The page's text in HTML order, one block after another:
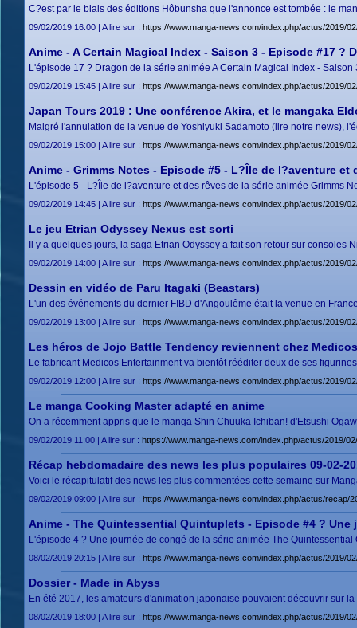
C?est par le biais des éditions Hôbunsha que l'annonce est tombée : le
09/02/2019 16:00 | A lire sur : https://www.manga-news.com/index.php/actus/2019/
Anime - A Certain Magical Index - Saison 3 - Episode #17 ?
L'épisode 17 ? Dragon de la série animée A Certain Magical Index -
09/02/2019 15:45 | A lire sur : https://www.manga-news.com/index.php/actus/2019/
Japan Tours 2019 : Une conférence Akira, et le mangaka
Malgré l'annulation de la venue de Yoshiyuki Sadamoto (lire notre news),
09/02/2019 15:00 | A lire sur : https://www.manga-news.com/index.php/actus/2019/
Anime - Grimms Notes - Episode #5 - L?Île de l?aventure et
L'épisode 5 - L?Île de l?aventure et des rêves de la série animée Grimms
09/02/2019 14:45 | A lire sur : https://www.manga-news.com/index.php/actus/2019/
Le jeu Etrian Odyssey Nexus est sorti
Il y a quelques jours, la saga Etrian Odyssey a fait son retour sur
09/02/2019 14:00 | A lire sur : https://www.manga-news.com/index.php/actus/2019/
Dessin en vidéo de Paru Itagaki (Beastars)
L'un des événements du dernier FIBD d'Angoulême était la venue en
09/02/2019 13:00 | A lire sur : https://www.manga-news.com/index.php/actus/2019/
Les héros de Jojo Battle Tendency reviennent chez Medicos
Le fabricant Medicos Entertainment va bientôt rééditer deux de ses
09/02/2019 12:00 | A lire sur : https://www.manga-news.com/index.php/actus/2019/
Le manga Cooking Master adapté en anime
On a récemment appris que le manga Shin Chuuka Ichiban! d'Etsushi
09/02/2019 11:00 | A lire sur : https://www.manga-news.com/index.php/actus/2019/
Récap hebdomadaire des news les plus populaires 09-02-
Voici le récapitulatif des news les plus commentées cette semaine sur
09/02/2019 09:00 | A lire sur : https://www.manga-news.com/index.php/actus/recap/
Anime - The Quintessential Quintuplets - Episode #4 ? Une
L'épisode 4 ? Une journée de congé de la série animée The
08/02/2019 20:15 | A lire sur : https://www.manga-news.com/index.php/actus/2019/
Dossier - Made in Abyss
En été 2017, les amateurs d'animation japonaise pouvaient découvrir sur
08/02/2019 18:00 | A lire sur : https://www.manga-news.com/index.php/actus/2019/